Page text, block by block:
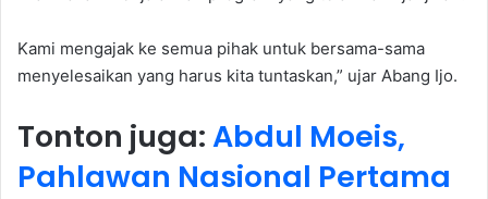
Kami mengajak ke semua pihak untuk bersama-sama
menyelesaikan yang harus kita tuntaskan,” ujar Abang Ijo.
Tonton juga:Abdul Moeis,
Pahlawan Nasional Pertama